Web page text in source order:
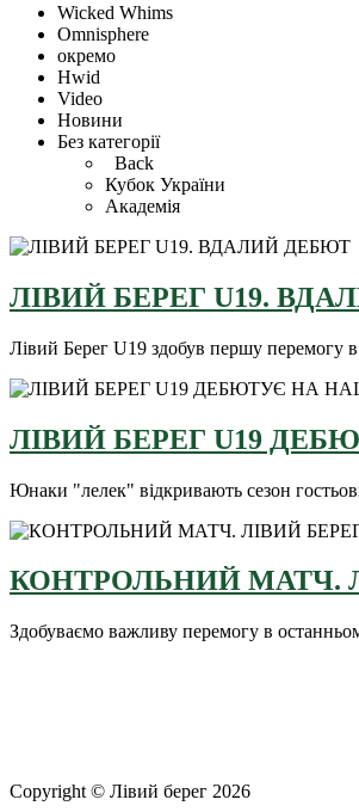
Wicked Whims
Omnisphere
окремо
Hwid
Video
Новини
Без категорії
Back
Кубок України
Академія
ЛІВИЙ БЕРЕГ U19.
Лівий Берег U19 здобув першу перемогу
ЛІВИЙ БЕРЕГ U19
Юнаки "лелек" відкривають сезон
КОНТРОЛЬНИЙ МАТЧ.
Здобуваємо важливу перемогу в
Copyright © Лівий берег 2026